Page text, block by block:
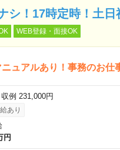
シ！17時定時！土日
WEB登録・面接OK
ニュアルあり！事務のお仕
例 231,000円
あり
円